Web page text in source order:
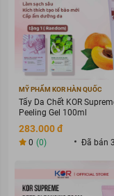
Loại da phù hợp:
Sản phẩm phù hợp
Giải pháp tình trạng:
MỸ PHẨM KOR HÀN QUỐC
Tẩy Da Chết KOR
Peeling Gel 100ml
283.000 đ
0 (0) Đã bán